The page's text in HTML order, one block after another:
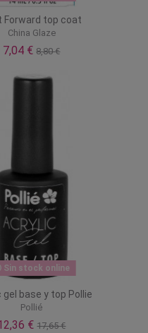
Forward top coat
China Glaze
7,04 €8,80 €
Sin stock online
gel base y top Pollie
Pollié
€17,65 €